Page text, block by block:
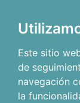
Este sitio
de
navegación
la